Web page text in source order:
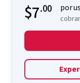
$7.00 por